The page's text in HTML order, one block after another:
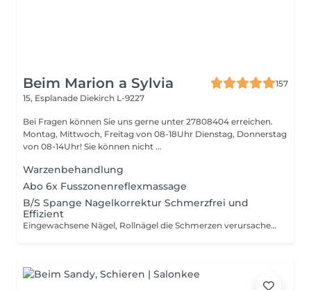
Beim Marion a Sylvia
157
15, Esplanade Diekirch L-9227
Bei Fragen können Sie uns gerne unter 27808404 erreichen.
Montag, Mittwoch, Freitag von 08-18Uhr Dienstag, Donnerstag
von 08-14Uhr! Sie können nicht ...
Warzenbehandlung
Abo 6x Fusszonenreflexmassage
B/S Spange Nagelkorrektur Schmerzfrei und
Effizient
Eingewachsene Nägel, Rollnägel die Schmerzen verursachen werden korrigiert . Nicht nur optisch sondern Schmerzfrei Damit erhalten sie gesunde schöne Nägel !